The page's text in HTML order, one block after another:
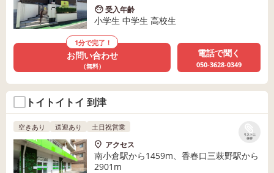
受入年齢
小学生 中学生 高校生
1分で完了！
お問い合わせ
（無料）
電話で聞く
050-3628-0349
トイトイトイ 到津
リストに
保存
空きあり 送迎あり 土日祝営業
アクセス
南小倉駅から1459m、香春口三萩野駅から
2901m